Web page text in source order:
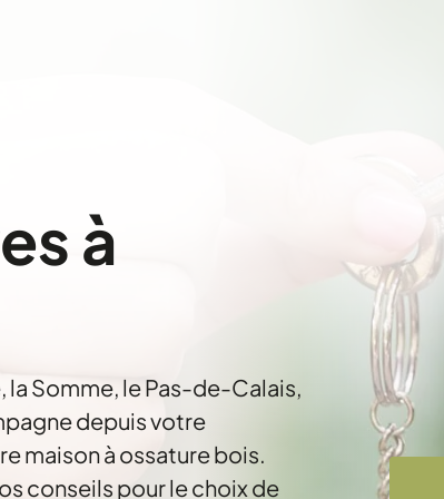
à
la Somme, le Pas-de-Calais,
depuis votre
maison à ossature bois.
conseils pour le choix de